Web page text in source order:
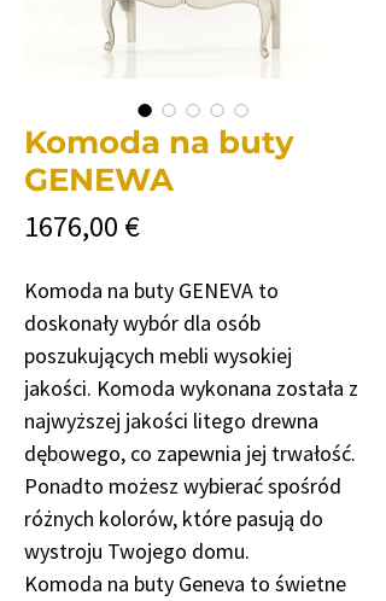
Komoda na buty
GENEWA
1676,00 €Cena
Komoda na buty GENEVA to
doskonały wybór dla osób
poszukujących mebli wysokiej
jakości. Komoda wykonana została z
najwyższej jakości litego drewna
dębowego, co zapewnia jej trwałość.
Ponadto możesz wybierać spośród
różnych kolorów, które pasują do
wystroju Twojego domu.
Komoda na buty Geneva to świetne